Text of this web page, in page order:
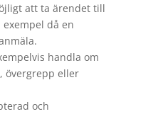
att ta ärendet till
då en
handla om
övergrepp eller
och